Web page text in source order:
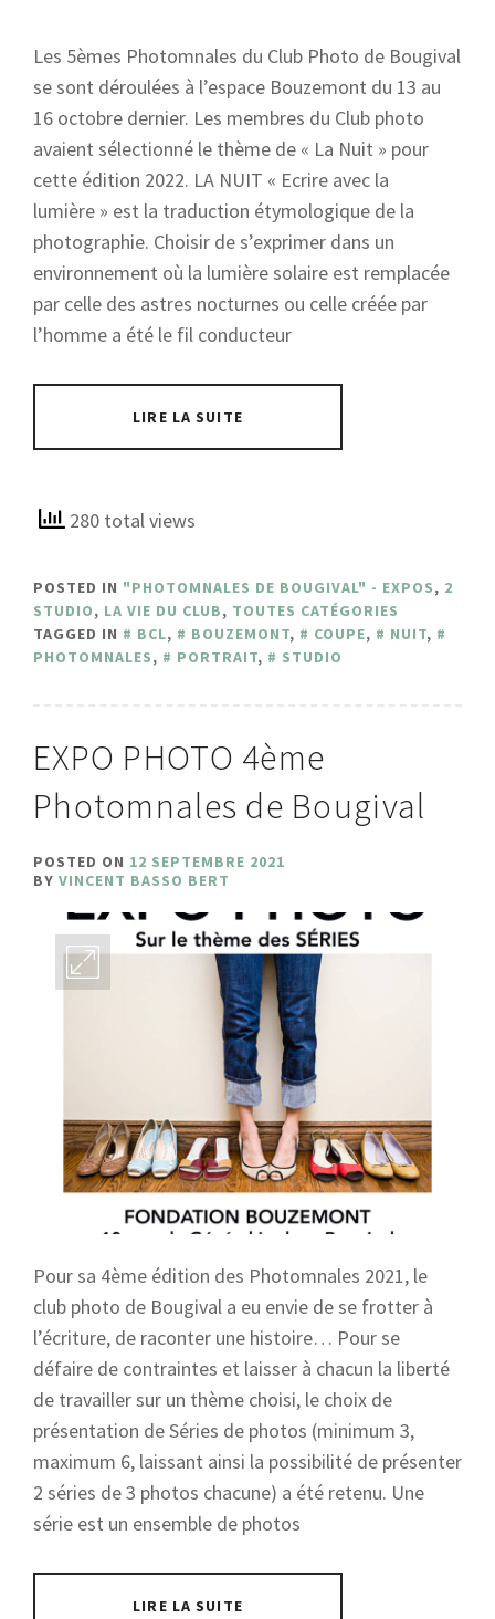
Les 5èmes Photomnales du Club Photo de Bougival
se sont déroulées à l’espace Bouzemont du 13 au
16 octobre dernier. Les membres du Club photo
avaient sélectionné le thème de « La Nuit » pour
cette édition 2022. LA NUIT « Ecrire avec la
lumière » est la traduction étymologique de la
photographie. Choisir de s’exprimer dans un
environnement où la lumière solaire est remplacée
par celle des astres nocturnes ou celle créée par
l’homme a été le fil conducteur
LIRE LA SUITE
280 total views
POSTED IN "PHOTOMNALES DE BOUGIVAL" - EXPOS, 2
STUDIO, LA VIE DU CLUB, TOUTES CATÉGORIES
TAGGED IN
BCL, BOUZEMONT, COUPE, NUIT,
PHOTOMNALES, PORTRAIT, STUDIO
EXPO PHOTO 4ème
Photomnales de Bougival
POSTED ON 12 SEPTEMBRE 2021
BY VINCENT BASSO BERT
Pour sa 4ème édition des Photomnales 2021, le
club photo de Bougival a eu envie de se frotter à
l’écriture, de raconter une histoire… Pour se
défaire de contraintes et laisser à chacun la liberté
de travailler sur un thème choisi, le choix de
présentation de Séries de photos (minimum 3,
maximum 6, laissant ainsi la possibilité de présenter
2 séries de 3 photos chacune) a été retenu. Une
série est un ensemble de photos
LIRE LA SUITE